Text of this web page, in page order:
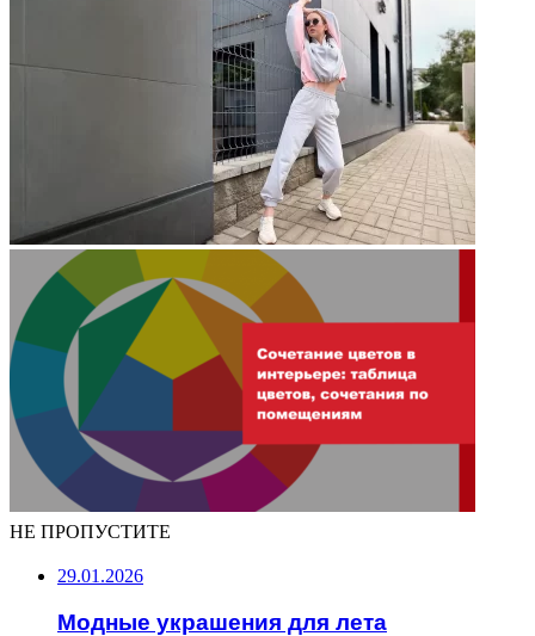
НЕ ПРОПУСТИТЕ
29.01.2026
Модные украшения для лета